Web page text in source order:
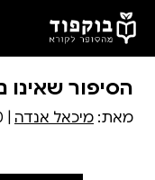
דלג לתוכן הראשי
הסיפור שאינו
מאת: מיכאל אנדה